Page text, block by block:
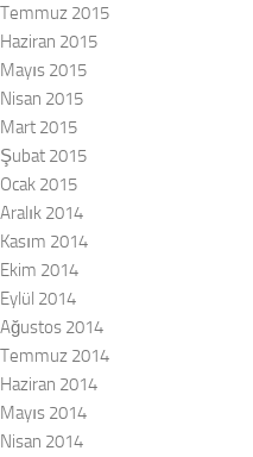
Temmuz 2015
Haziran 2015
Mayıs 2015
Nisan 2015
Mart 2015
Şubat 2015
Ocak 2015
Aralık 2014
Kasım 2014
Ekim 2014
Eylül 2014
Ağustos 2014
Temmuz 2014
Haziran 2014
Mayıs 2014
Nisan 2014